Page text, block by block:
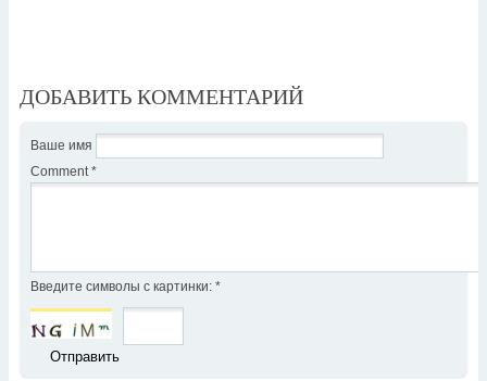
ДОБАВИТЬ КОММЕНТАРИЙ
Ваше имя
Comment *
Введите символы с картинки: *